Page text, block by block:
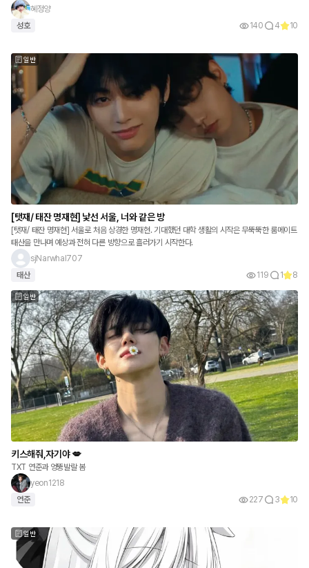
혜정양
성호
140 4 10
일반
[탯재/ 태잔 명재현] 낯선 서울, 너와 같은 방
[탯재/ 태잔 명재현] 서울로 처음 상경한 명재현. 기대했던 대학 생활의 시작은 무뚝뚝한 룸메이트
태산을 만나며 예상과 전혀 다른 방향으로 흘러가기 시작한다.
sjNarwhal707
태산
119 1 8
일반
키스해줘,자기야 💋
TXT 연준과 엉뚱발랄 봄
yeon1218
연준
227 3 10
일반